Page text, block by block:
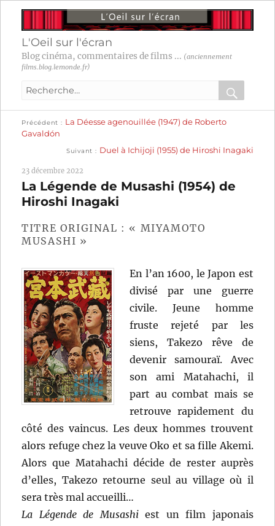
L'Oeil sur l'écran
Blog cinéma, commentaires de films ... (anciennement
films.blog.lemonde.fr)
Recherche
:
OK
Navigation
l’article
Précédent
précédente :
La Déesse agenouillée (1947) de Roberto
Gavaldón
Suivant
suivante :
Duel à Ichijoji (1955) de Hiroshi Inagaki
23 décembre 2022
La Légende de Musashi (1954) de
Hiroshi Inagaki
TITRE ORIGINAL : « MIYAMOTO
MUSASHI »
En l’an 1600, le Japon est
divisé par une guerre
civile. Jeune homme
fruste rejeté par les
siens, Takezo rêve de
devenir samouraï. Avec
son ami Matahachi, il
part au combat mais se
retrouve rapidement du
côté des vaincus. Les deux hommes trouvent
alors refuge chez la veuve Oko et sa fille Akemi.
Alors que Matahachi décide de rester auprès
d’elles, Takezo retourne seul au village où il
sera très mal accueilli…
La Légende de Musashiest un film japonais